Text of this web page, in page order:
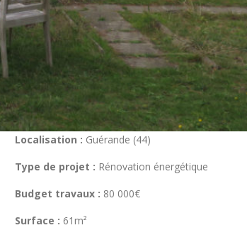
Localisation : Guérande (44)
Type de projet : Rénovation énergétique
Budget travaux : 80 000€
Surface : 61m²